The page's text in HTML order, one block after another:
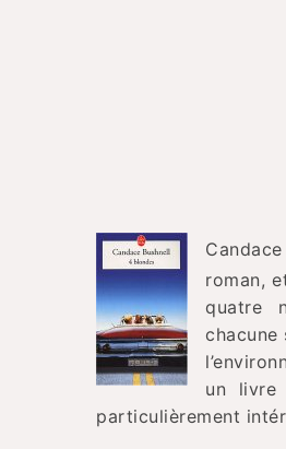
roman,
quatre
chacune
un
particulièrement